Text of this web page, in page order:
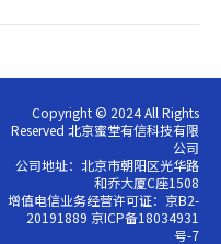
Copyright © 2024 All Rights
Reserved 北京蜜堂有信科技有限
公司
公司地址：北京市朝阳区光华路
和乔大厦C座1508
增值电信业务经营许可证：京B2-
20191889 京ICP备18034931
号-7